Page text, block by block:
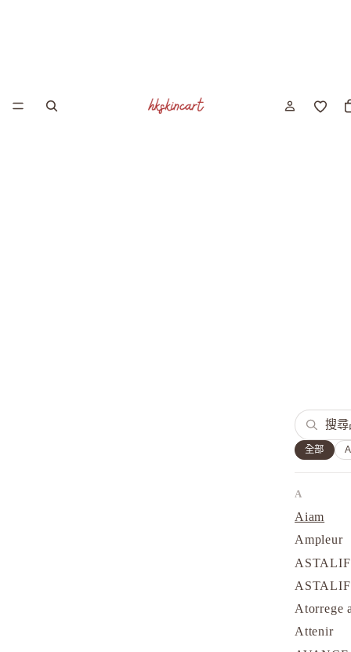
全部
A
Aiam
Ampleur
Atorrege
Attenir